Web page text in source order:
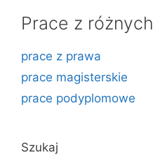
Prace z
prace z prawa
prace magisterskie
prace podyplomowe
Szukaj